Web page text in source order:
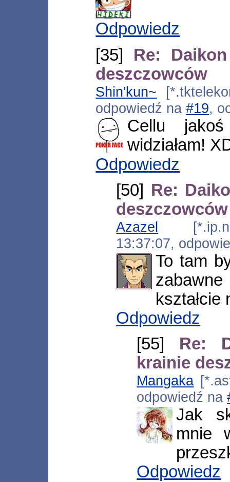
Odpowiedz
[35] Re:
deszczowców
Shin'kun~
odpowiedź na#19,
Cellu
widziałam!
Odpowiedz
[50] Re:
deszczowców
Azazel
13:37:07,
To tam
kształcie
Odpowiedz
[55] Re:
krainie
Mangaka
odpowiedź na
Jak
mnie
Odpowiedz